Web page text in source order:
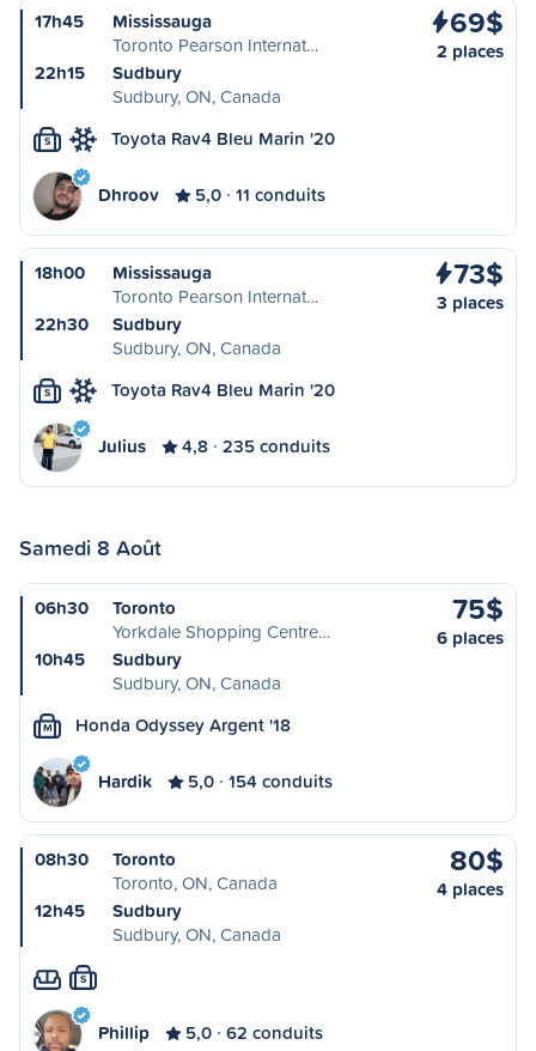
17h45
Mississauga
Toronto Pearson Internat…
22h15
Sudbury
Sudbury, ON, Canada
69$
2 places
S Toyota Rav4 Bleu Marin '20
Dhroov 5,0 11 conduits
18h00
Mississauga
Toronto Pearson Internat…
22h30
Sudbury
Sudbury, ON, Canada
73$
3 places
S Toyota Rav4 Bleu Marin '20
Julius 4,8 235 conduits
Samedi 8 Août
06h30
Toronto
Yorkdale Shopping Centre…
10h45
Sudbury
Sudbury, ON, Canada
75$
6 places
M Honda Odyssey Argent '18
Hardik 5,0 154 conduits
08h30
Toronto
Toronto, ON, Canada
12h45
Sudbury
Sudbury, ON, Canada
80$
4 places
S
Phillip 5,0 62 conduits